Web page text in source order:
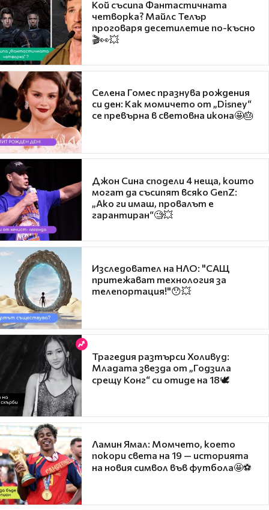
Кой съсипа Фантастичната
четворка? Майлс Телър
проговаря десетилетие по-късно
🎬👀💥
Селена Гомес празнува рождения
си ден: Как момичето от „Disney“
се превърна в световна икона🤩🎂
Джон Сина сподели 4 неща, които
могат да съсипят всяко GenZ:
„Ако ги имаш, провалът е
гарантиран“🧐💥
Изследовател на НЛО: "САЩ
притежават технология за
телепортация!"😯💥
Трагедия разтърси Холивуд:
Младата звезда от „Годзила
срещу Конг“ си отиде на 18🕊️
Ламин Ямал: Момчето, което
покори света на 19 — историята
на новия символ във футбола🤩⚽